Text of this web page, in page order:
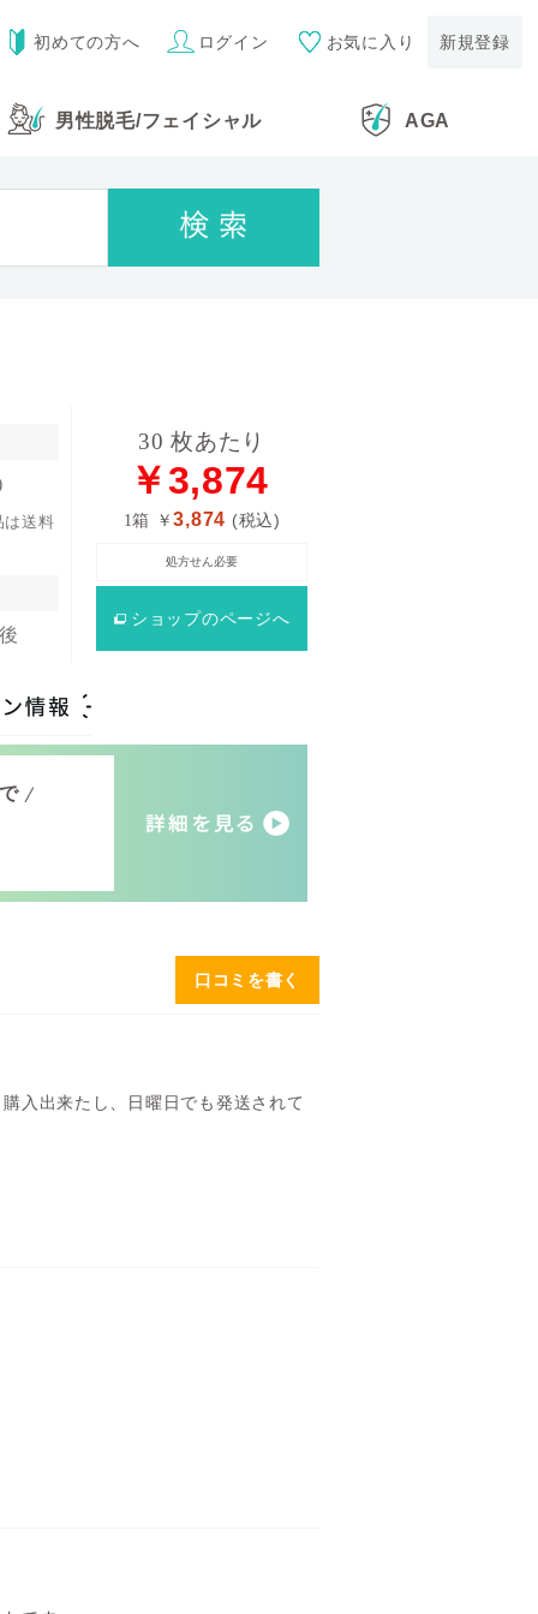
初めての方へ ログイン お気に入り 新規登録
男性脱毛/フェイシャル AGA
は送料
30 枚あたり
￥3,874
1箱 ￥3,874 (税込)
処方せん必要
ショップのページへ
入出来たし、日曜日でも発送されて
口コミを書く